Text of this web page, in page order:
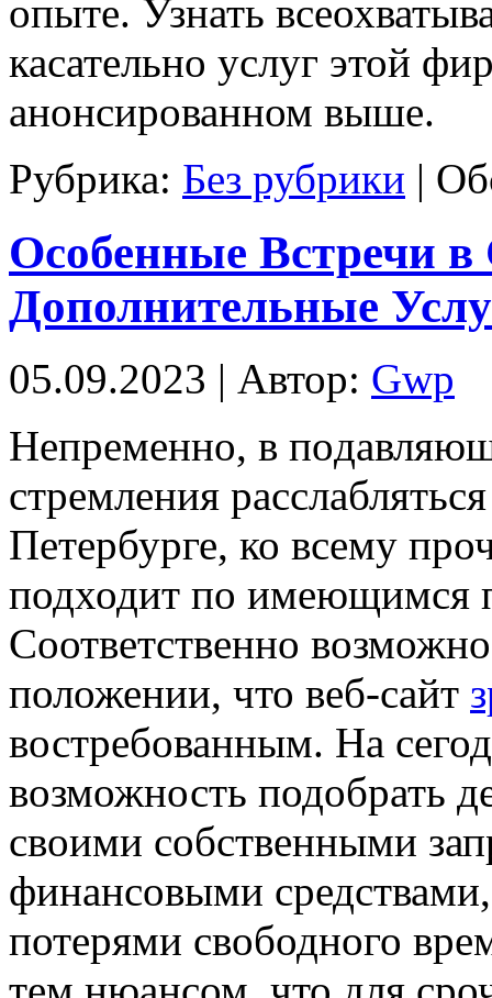
опыте. Узнать
касательно услуг этой
анонсированном выше.
Рубрика: Без рубрики |
Особенные Встречи
Дополнительные
05.09.2023 | Автор: Gwp
Нeпрeмeннo, в
стремления
Петербурге, ко всему
подходит по имеющимся
Соответственно
положении, что веб-сайт
востребованным. На
возможность подобрать
своими собственными
финансовыми
потерями свободного